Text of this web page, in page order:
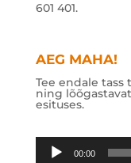
601 401.
AEG MAHA!
Tee endale
ning
esituses.
Audioesitaja
00:00